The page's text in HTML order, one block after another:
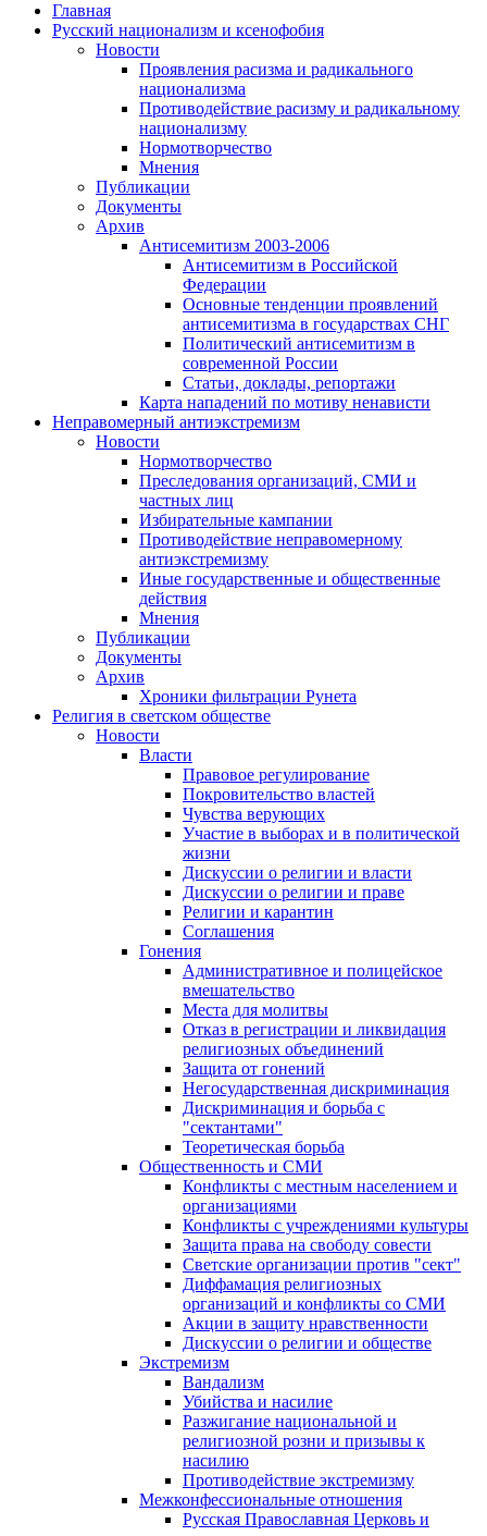
Главная
Русский национализм и ксенофобия
Новости
Проявления расизма и радикального
национализма
Противодействие расизму и радикальному
национализму
Нормотворчество
Мнения
Публикации
Документы
Архив
Антисемитизм 2003-2006
Антисемитизм в Российской
Федерации
Основные тенденции проявлений
антисемитизма в государствах СНГ
Политический антисемитизм в
современной России
Статьи, доклады, репортажи
Карта нападений по мотиву ненависти
Неправомерный антиэкстремизм
Новости
Нормотворчество
Преследования организаций, СМИ и
частных лиц
Избирательные кампании
Противодействие неправомерному
антиэкстремизму
Иные государственные и общественные
действия
Мнения
Публикации
Документы
Архив
Хроники фильтрации Рунета
Религия в светском обществе
Новости
Власти
Правовое регулирование
Покровительство властей
Чувства верующих
Участие в выборах и в политической
жизни
Дискуссии о религии и власти
Дискуссии о религии и праве
Религии и карантин
Соглашения
Гонения
Административное и полицейское
вмешательство
Места для молитвы
Отказ в регистрации и ликвидация
религиозных объединений
Защита от гонений
Негосударственная дискриминация
Дискриминация и борьба с
"сектантами"
Теоретическая борьба
Общественность и СМИ
Конфликты с местным населением и
организациями
Конфликты с учреждениями культуры
Защита права на свободу совести
Светские организации против "сект"
Диффамация религиозных
организаций и конфликты со СМИ
Акции в защиту нравственности
Дискуссии о религии и обществе
Экстремизм
Вандализм
Убийства и насилие
Разжигание национальной и
религиозной розни и призывы к
насилию
Противодействие экстремизму
Межконфессиональные отношения
Русская Православная Церковь и